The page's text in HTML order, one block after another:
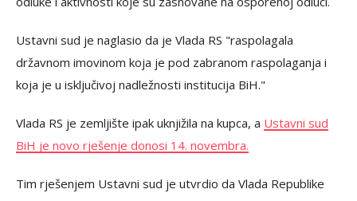
Ustavni sud je naglasio da je Vlada RS "raspolagala
državnom imovinom koja je pod zabranom raspolaganja i
koja je u isključivoj nadležnosti institucija BiH."
Vlada RS je zemljište ipak uknjižila na kupca, a Ustavni sud
BiH je novo rješenje donosi 14. novembra.
Tim rješenjem Ustavni sud je utvrdio da Vlada Republike